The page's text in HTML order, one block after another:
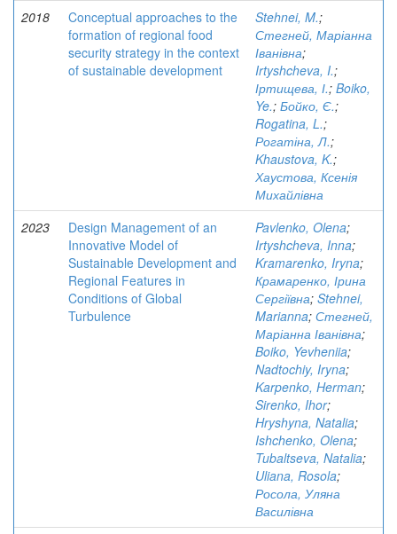
2018
Conceptual approaches to the
formation of regional food
security strategy in the context
of sustainable development
Stehnei, M.;
Стегней, Маріанна
Іванівна;
Irtyshcheva, I.;
Іртищева, І.; Boiko,
Ye.; Бойко, Є.;
Rogatina, L.;
Рогатіна, Л.;
Khaustova, K.;
Хаустова, Ксенія
Михайлівна
2023
Design Management of an
Innovative Model of
Sustainable Development and
Regional Features in
Conditions of Global
Turbulence
Pavlenko, Olena;
Irtyshcheva, Inna;
Kramarenko, Iryna;
Крамаренко, Ірина
Сергіївна; Stehnei,
Marianna; Стегней,
Маріанна Іванівна;
Boiko, Yevheniia;
Nadtochiy, Iryna;
Karpenko, Herman;
Sirenko, Ihor;
Hryshyna, Natalia;
Ishchenko, Olena;
Tubaltseva, Natalia;
Uliana, Rosola;
Росола, Уляна
Василівна